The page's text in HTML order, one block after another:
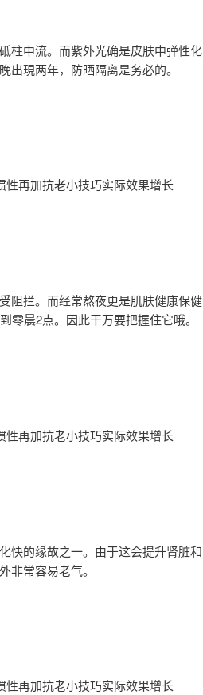
柱中流。而紫外光确是皮肤中弹性化
現两年，防晒隔离是务必的。
性再加抗老小技巧实际效果增长
阻拦。而经常熬夜更是肌肤健康保健
零晨2点。因此干万要把握住它哦。
性再加抗老小技巧实际效果增长
快的缘故之一。由于这会提升肾脏和
非常容易老气。
性再加抗老小技巧实际效果增长